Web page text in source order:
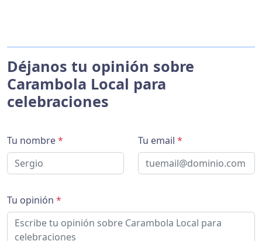
Déjanos tu opinión sobre
Carambola Local para
celebraciones
Tu nombre* Tu email *
Tu opinión *